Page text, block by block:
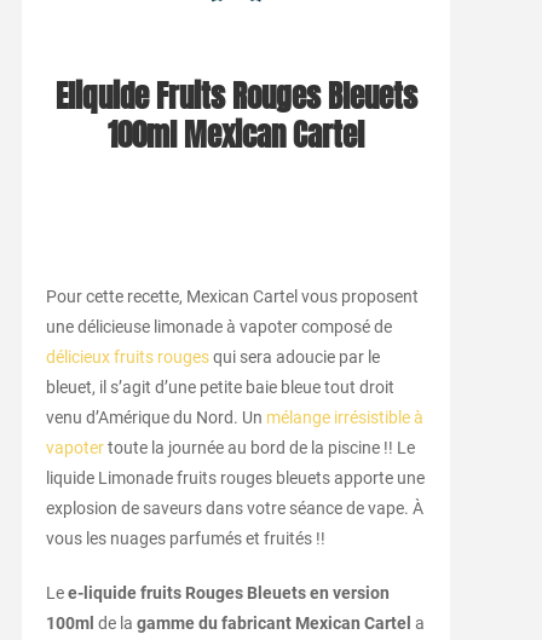
Eliquide Fruits Rouges Bleuets
100ml Mexican Cartel
Pour cette recette, Mexican Cartel vous proposent
une délicieuse limonade à vapoter composé de
délicieux fruits rougesqui sera adoucie par le
bleuet, il s’agit d’une petite baie bleue tout droit
venu d’Amérique du Nord. Un mélange irrésistible à
vapotertoute la journée au bord de la piscine !! Le
liquide Limonade fruits rouges bleuets apporte une
explosion de saveurs dans votre séance de vape. À
vous les nuages parfumés et fruités !!
Lee-liquide fruits Rouges Bleuets en version
100ml de la gamme du fabricant Mexican Cartel a